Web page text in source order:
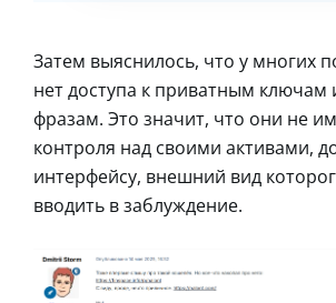
Затем выяснилось, что у многих
нет доступа к приватным ключам
фразам. Это значит, что они не
контроля над своими активами,
интерфейсу, внешний вид
вводить в заблуждение.